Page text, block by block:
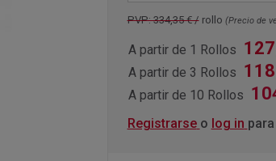
PVP: 334,35 € / rollo (Precio de
A partir de 1 Rollos
A partir de 3 Rollos
A partir de 10 Rollos
Registrarse o log in